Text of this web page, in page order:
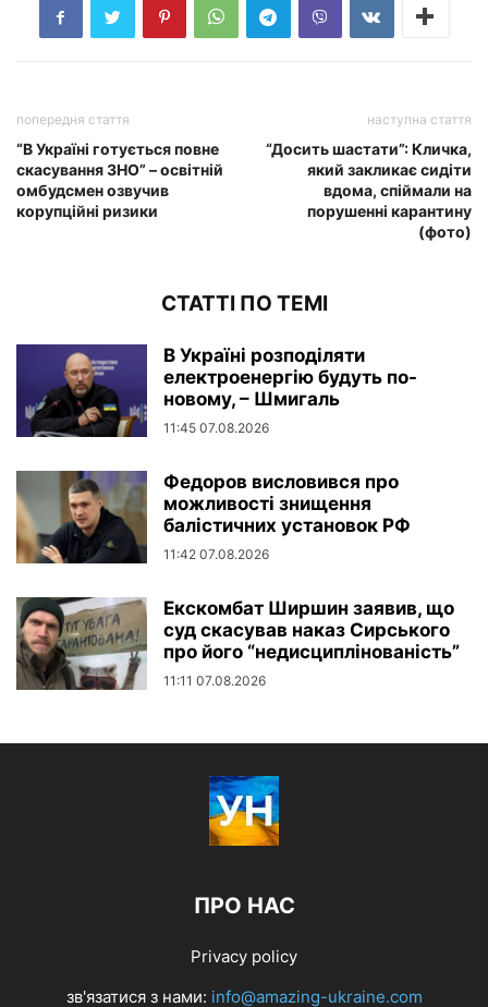
попередня стаття
“В Україні готується повне
скасування ЗНО” – освітній
омбудсмен озвучив
корупційні ризики
наступна стаття
“Досить шастати”: Кличка,
який закликає сидіти
вдома, спіймали на
порушенні карантину
(фото)
СТАТТІ ПО ТЕМІ
В Україні розподіляти
електроенергію будуть по-
новому, – Шмигаль
11:45 07.08.2026
Федоров висловився про
можливості знищення
балістичних установок РФ
11:42 07.08.2026
Екскомбат Ширшин заявив, що
суд скасував наказ Сирського
про його “недисциплінованість”
11:11 07.08.2026
ПРО НАС
Privacy policy
зв'язатися з нами: info@amazing-ukraine.com